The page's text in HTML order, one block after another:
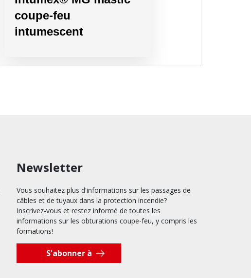
coupe-feu
intumescent
Newsletter
Vous souhaitez plus d'informations sur les passages de
câbles et de tuyaux dans la protection incendie?
Inscrivez-vous et restez informé de toutes les
informations sur les obturations coupe-feu, y compris les
formations!
S'abonner à